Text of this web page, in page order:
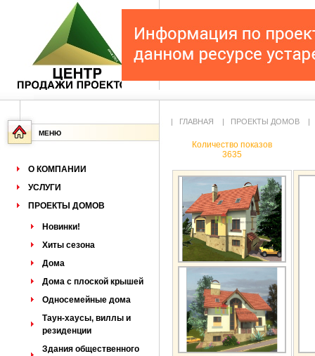
МЕНЮ
О КОМПАНИИ
УСЛУГИ
ПРОЕКТЫ ДОМОВ
Новинки!
Хиты сезона
Дома
Дома с плоской крышей
Односемейные дома
Таун-хаусы, виллы и
резиденции
Здания общественного
| ГЛАВНАЯ | ПРОЕКТЫ ДОМОВ
Количество показов
3635